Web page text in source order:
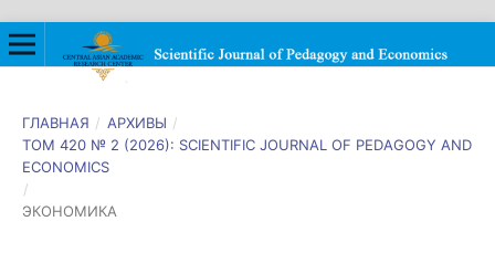
ГЛАВНАЯ / АРХИВЫ /
ТОМ 420 № 2 (2026): SCIENTIFIC JOURNAL OF PEDAGOGY AND
ECONOMICS
/
ЭКОНОМИКА